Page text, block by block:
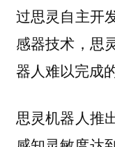
过思灵自主开
感器技术，思
器人难以完成
思灵机器人推